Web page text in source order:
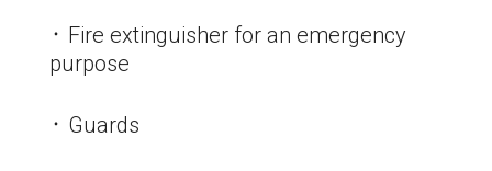
᛫ Fire extinguisher for an emergency
purpose
᛫ Guards